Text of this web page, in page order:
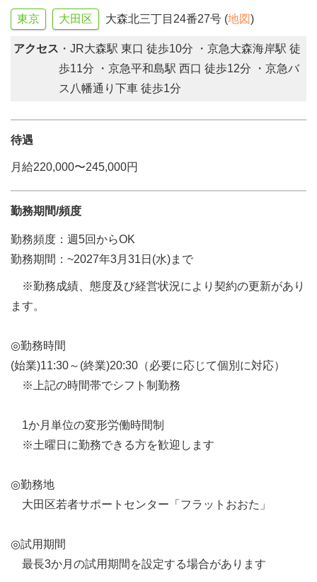
東京 大田区 大森北三丁目24番27号 (地図)
アクセス ・JR大森駅 東口 徒歩10分 ・京急大森海岸駅 徒
歩11分 ・京急平和島駅 西口 徒歩12分 ・京急バ
ス八幡通り下車 徒歩1分
待遇
月給220,000〜245,000円
勤務期間/頻度
勤務頻度：週5回からOK
勤務期間：~2027年3月31日(水)まで
※勤務成績、態度及び経営状況により契約の更新があり
ます。
◎勤務時間
(始業)11:30～(終業)20:30（必要に応じて個別に対応）
※上記の時間帯でシフト制勤務
1か月単位の変形労働時間制
※土曜日に勤務できる方を歓迎します
◎勤務地
大田区若者サポートセンター「フラットおおた」
◎試用期間
最長3か月の試用期間を設定する場合があります